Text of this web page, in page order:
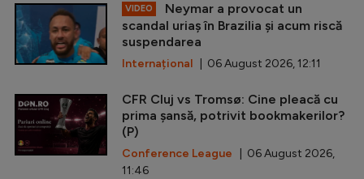
VIDEO
Neymar a provocat un
scandal uriaș în Brazilia și acum riscă
suspendarea
Internațional | 06 August 2026, 12:11
CFR Cluj vs Tromsø: Cine pleacă cu
prima șansă, potrivit bookmakerilor?
(P)
Conference League | 06 August 2026,
11:46